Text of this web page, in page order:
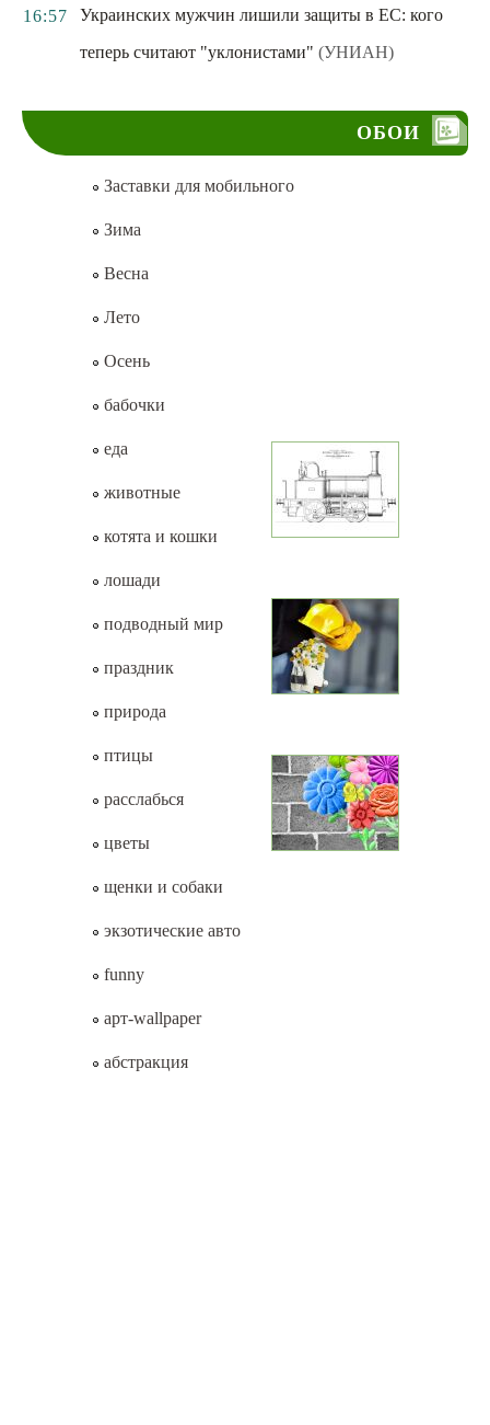
16:57
Украинских мужчин лишили защиты в ЕС: кого
теперь считают "уклонистами" (УНИАН)
ОБОИ
Заставки для мобильного
Зима
Весна
Лето
Осень
бабочки
еда
животные
котята и кошки
лошади
подводный мир
праздник
природа
птицы
расслабься
цветы
щенки и собаки
экзотические авто
funny
арт-wallpaper
абстракция